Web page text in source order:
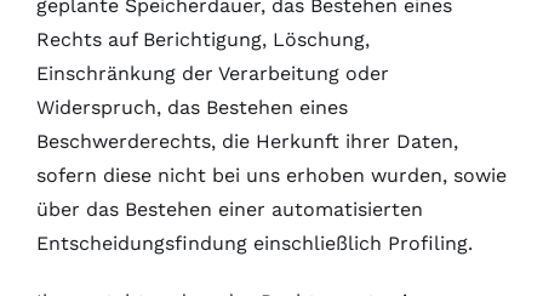
geplante Speicherdauer, das Bestehen eines
Rechts auf Berichtigung, Löschung,
Einschränkung der Verarbeitung oder
Widerspruch, das Bestehen eines
Beschwerderechts, die Herkunft ihrer Daten,
sofern diese nicht bei uns erhoben wurden, sowie
über das Bestehen einer automatisierten
Entscheidungsfindung einschließlich Profiling.